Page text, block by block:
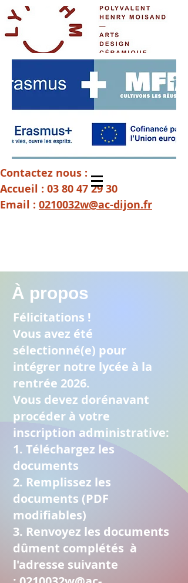
Contactez nous :
Accueil : 03 80 47 29 30
Email : 0210032w@ac-dijon.fr
À propos
Félicitations !
Vous avez été
sélectionné(e) pour
intégrer notre lycée à la
rentrée 2026.
Vous devez dorénavant
procéder à votre
inscription administrative:
1. Téléchargez les
documents
2. Remplissez les
documents (PDF
modifiables)
3. Renvoyez les documents
dûment complétés à
l'adresse suivante